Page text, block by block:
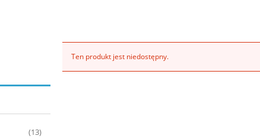
(13)
Ten produkt jest niedostępny.